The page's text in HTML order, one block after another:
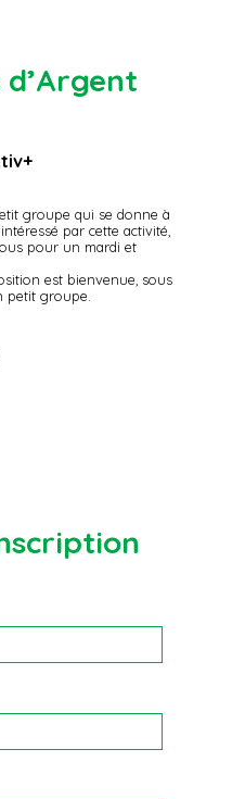
groupe qui se donne à
par cette activité,
pour un mardi et
est bienvenue, sous
petit groupe.